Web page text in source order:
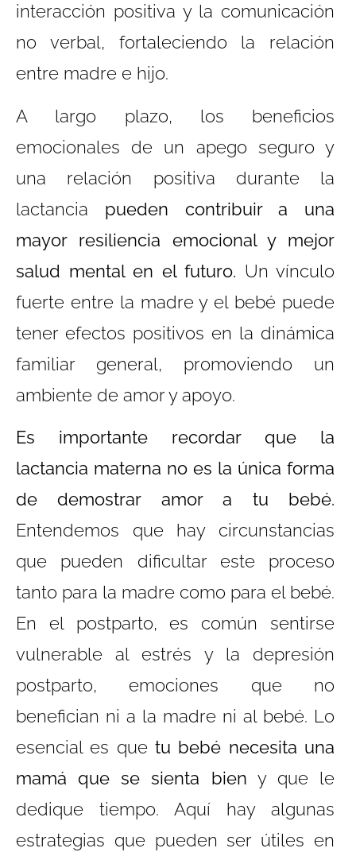
interacción positiva y la comunicación
no verbal, fortaleciendo la relación
entre madre e hijo.
A largo plazo, los beneficios
emocionales de un apego seguro y
una relación positiva durante la
lactancia pueden contribuir a una
mayor resiliencia emocional y mejor
salud mental en el futuro. Un vínculo
fuerte entre la madre y el bebé puede
tener efectos positivos en la dinámica
familiar general, promoviendo un
ambiente de amor y apoyo.
Es importante recordar que la
lactancia materna no es la única forma
de demostrar amor a tu bebé.
Entendemos que hay circunstancias
que pueden dificultar este proceso
tanto para la madre como para el bebé.
En el postparto, es común sentirse
vulnerable al estrés y la depresión
postparto, emociones que no
benefician ni a la madre ni al bebé. Lo
esencial es quetu bebé necesita una
mamá que se sienta bien y que le
dedique tiempo. Aquí hay algunas
estrategias que pueden ser útiles en